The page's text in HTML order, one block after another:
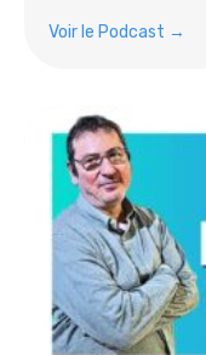
Voir le Podcast →